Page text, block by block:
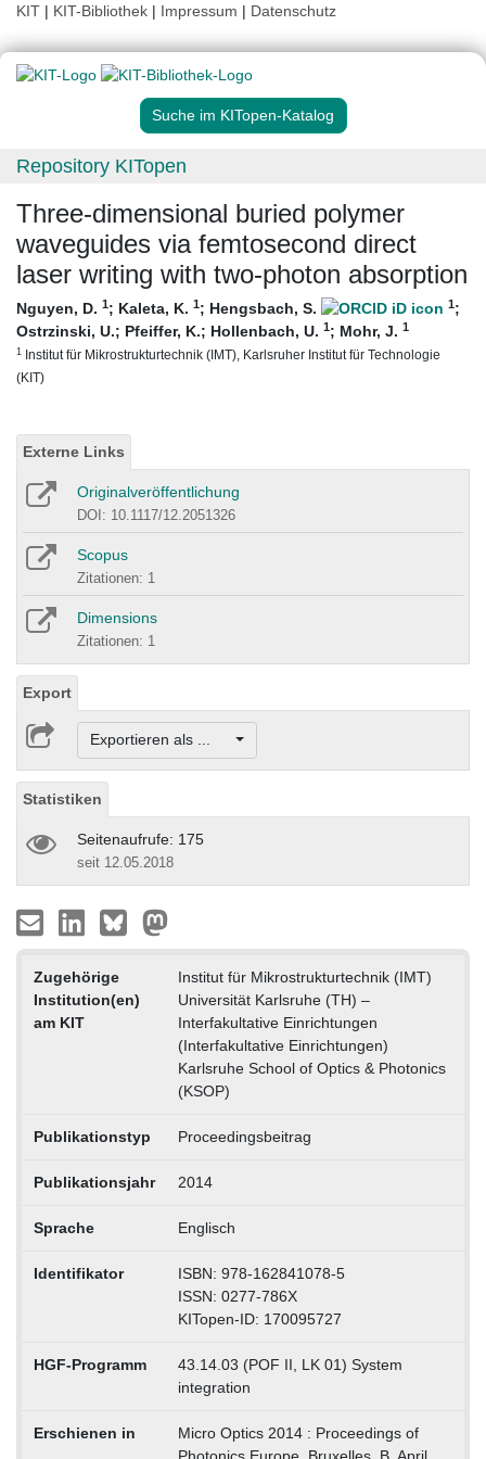
KIT | KIT-Bibliothek | Impressum | Datenschutz
Suche im KITopen-Katalog
Repository KITopen
Three-dimensional buried polymer
waveguides via femtosecond direct
laser writing with two-photon absorption
Nguyen, D. 1; Kaleta, K. 1; Hengsbach, S. 1;
Ostrzinski, U.; Pfeiffer, K.; Hollenbach, U. 1; Mohr, J. 1
1 Institut für Mikrostrukturtechnik (IMT), Karlsruher Institut für Technologie
(KIT)
Externe Links
Originalveröffentlichung
DOI: 10.1117/12.2051326
Scopus
Zitationen: 1
Dimensions
Zitationen: 1
Export
Exportieren als ...
Statistiken
Seitenaufrufe: 175
seit 12.05.2018
Zugehörige
Institution(en)
am KIT
Institut für Mikrostrukturtechnik (IMT)
Universität Karlsruhe (TH) –
Interfakultative Einrichtungen
(Interfakultative Einrichtungen)
Karlsruhe School of Optics & Photonics
(KSOP)
Publikationstyp Proceedingsbeitrag
Publikationsjahr 2014
Sprache Englisch
Identifikator
ISBN: 978-162841078-5
ISSN: 0277-786X
KITopen-ID: 170095727
HGF-Programm
43.14.03 (POF II, LK 01) System
integration
Erschienen in
Micro Optics 2014 : Proceedings of
Photonics Europe, Bruxelles, B, April